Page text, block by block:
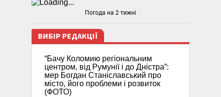
Погода на 2 тижні
ВИБІР РЕДАКЦІЇ
“Бачу Коломию регіональним
центром, від Румунії і до Дністра”:
мер Богдан Станіславський про
місто, його проблеми і розвиток
(ФОТО)